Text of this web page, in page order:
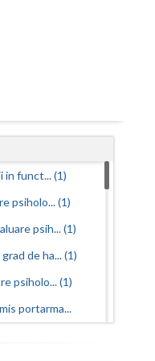
in funct... (1)
psiholo... (1)
psih... (1)
de ha... (1)
psiholo... (1)
portarma...